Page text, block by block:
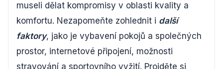
museli dělat kompromisy v oblasti kvality a
komfortu. Nezapomeňte zohlednit i další
faktory, jako je vybavení pokojů a společných
prostor, internetové připojení, možnosti
stravování a sportovního vyžití. Projděte si